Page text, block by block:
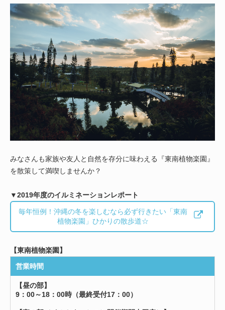
みなさんも家族や友人と自然を存分に味わえる『東南植物楽園』
を散策して満喫しませんか？
▼2019年度のイルミネーションレポート
毎年恒例！沖縄の冬を楽しむなら必ず行きたい「東南
植物楽園」ひかりの散歩道☆
【東南植物楽園】
営業時間
【昼の部】
9：00～18：00時（最終受付17：00）